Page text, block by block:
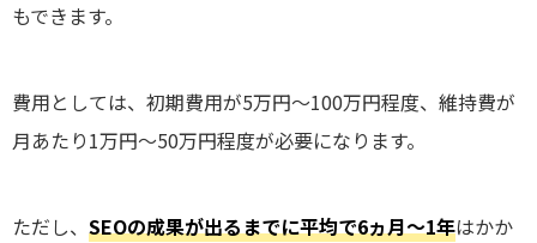
もできます。
費用としては、初期費用が5万円～100万円程度、維持費が
月あたり1万円～50万円程度が必要になります。
ただし、 SEOの成果が出るまでに平均で6ヵ月～1年はかか